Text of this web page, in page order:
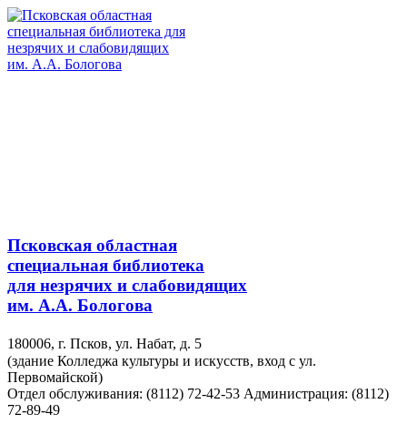
Псковская областная
специальная библиотека
для незрячих и слабовидящих
им. А.А. Бологова
180006, г. Псков, ул. Набат, д. 5
(здание Колледжа культуры и искусств, вход с ул.
Первомайской)
Отдел обслуживания: (8112) 72-42-53 Администрация: (8112)
72-89-49